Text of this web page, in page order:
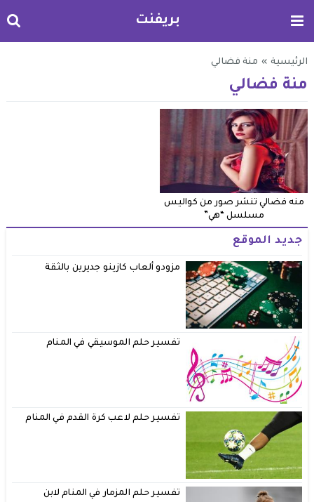
بريفنت
الرئيسية » منة فضالي
منة فضالي
منه فضالي تنشر صور من كواليس
مسلسل “هي”
جديد الموقع
مزودو ألعاب كازينو جديرين بالثقة
تفسير حلم الموسيقي في المنام
تفسير حلم لاعب كرة القدم في المنام
تفسير حلم المزمار في المنام لابن